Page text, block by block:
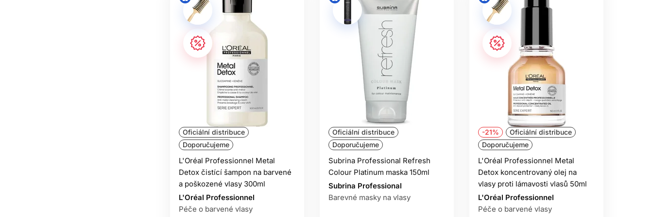
Oficiální distribuce
Doporučujeme
L'Oréal Professionnel Metal
Detox čistící šampon na barvené
a poškozené vlasy 300ml
L'Oréal Professionnel
Péče o barvené vlasy
Oficiální distribuce
Doporučujeme
Subrina Professional Refresh
Colour Platinum maska 150ml
Subrina Professional
Barevné masky na vlasy
-21%
Oficiální distribuce
Doporučujeme
L'Oréal Professionnel Metal
Detox koncentrovaný olej na
vlasy proti lámavosti vlasů 50ml
L'Oréal Professionnel
Péče o barvené vlasy